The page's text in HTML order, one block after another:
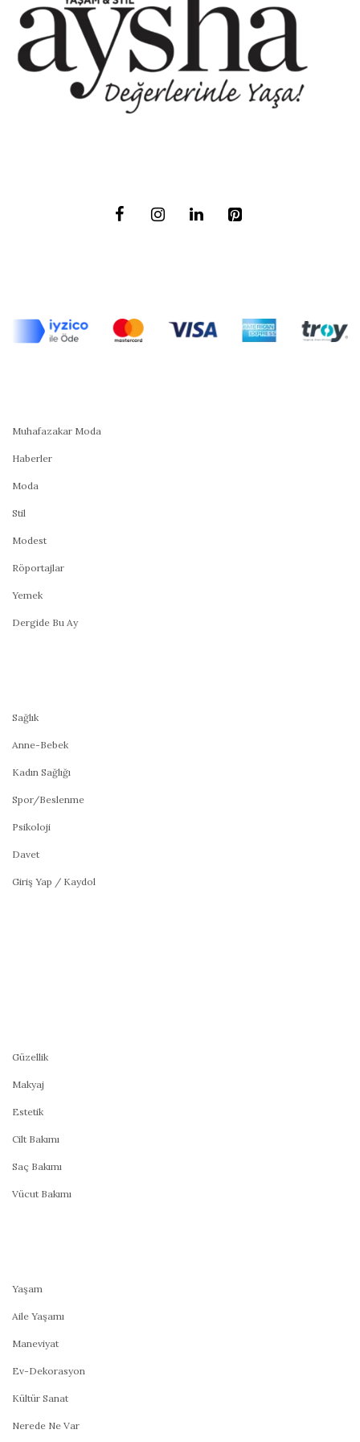
Muhafazakar Moda
Haberler
Moda
Stil
Modest
Röportajlar
Yemek
Dergide Bu Ay
Sağlık
Anne-Bebek
Kadın Sağlığı
Spor/Beslenme
Psikoloji
Davet
Giriş Yap / Kaydol
Güzellik
Makyaj
Estetik
Cilt Bakımı
Saç Bakımı
Vücut Bakımı
Yaşam
Aile Yaşamı
Maneviyat
Ev-Dekorasyon
Kültür Sanat
Nerede Ne Var